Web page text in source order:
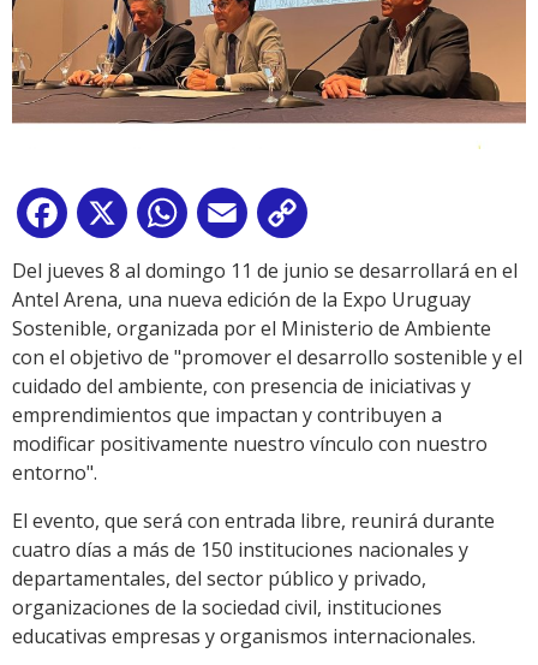
Facebook
X WhatsApp
Email
Link
Del jueves 8 al domingo 11 de junio se desarrollará en el
Antel Arena, una nueva edición de la Expo Uruguay
Sostenible, organizada por el Ministerio de Ambiente
con el objetivo de "promover el desarrollo sostenible y el
cuidado del ambiente, con presencia de iniciativas y
emprendimientos que impactan y contribuyen a
modificar positivamente nuestro vínculo con nuestro
entorno".
El evento, que será con entrada libre, reunirá durante
cuatro días a más de 150 instituciones nacionales y
departamentales, del sector público y privado,
organizaciones de la sociedad civil, instituciones
educativas empresas y organismos internacionales.